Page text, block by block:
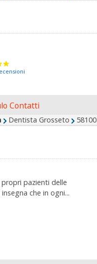
Contatti
Dentista Grosseto 58100
pazienti delle
che in ogni...